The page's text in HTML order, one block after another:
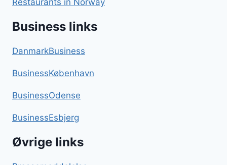
Restaurants in Norway
Business links
DanmarkBusiness
BusinessKøbenhavn
BusinessOdense
BusinessEsbjerg
Øvrige links